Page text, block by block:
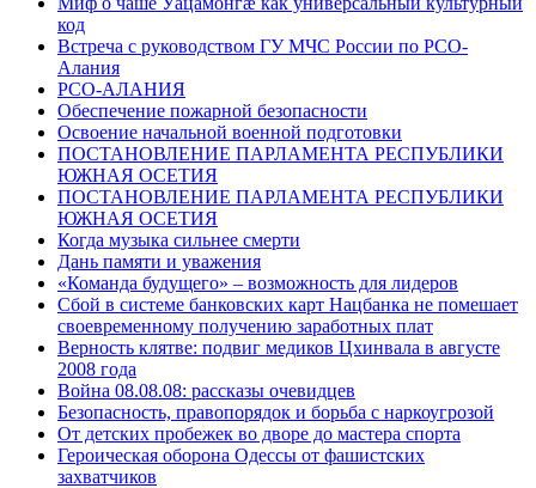
код
Встреча с руководством ГУ МЧС России по РСО-
Алания
РСО-АЛАНИЯ
Обеспечение пожарной безопасности
Освоение начальной военной подготовки
ПОСТАНОВЛЕНИЕ ПАРЛАМЕНТА РЕСПУБЛИКИ
ЮЖНАЯ ОСЕТИЯ
ПОСТАНОВЛЕНИЕ ПАРЛАМЕНТА РЕСПУБЛИКИ
ЮЖНАЯ ОСЕТИЯ
Когда музыка сильнее смерти
Дань памяти и уважения
«Команда будущего» – возможность для лидеров
Сбой в системе банковских карт Нацбанка не помешает
своевременному получению заработных плат
Верность клятве: подвиг медиков Цхинвала в августе
2008 года
Война 08.08.08: рассказы очевидцев
Безопасность, правопорядок и борьба с наркоугрозой
От детских пробежек во дворе до мастера спорта
Героическая оборона Одессы от фашистских
захватчиков